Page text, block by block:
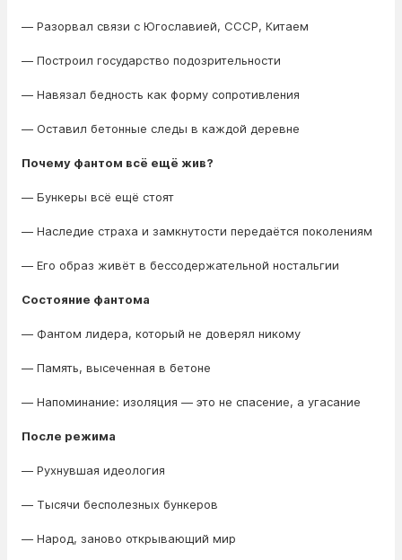
— Разорвал связи с Югославией, СССР, Китаем
— Построил государство подозрительности
— Навязал бедность как форму сопротивления
— Оставил бетонные следы в каждой деревне
Почему фантом всё ещё жив?
— Бункеры всё ещё стоят
— Наследие страха и замкнутости передаётся поколениям
— Его образ живёт в бессодержательной ностальгии
Состояние фантома
— Фантом лидера, который не доверял никому
— Память, высеченная в бетоне
— Напоминание: изоляция — это не спасение, а угасание
После режима
— Рухнувшая идеология
— Тысячи бесполезных бункеров
— Народ, заново открывающий мир